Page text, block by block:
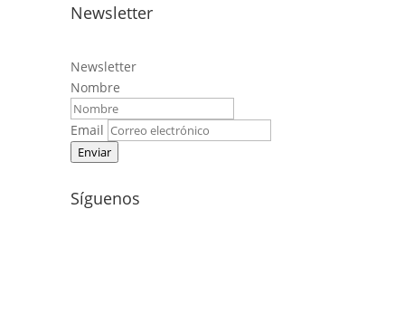
Newsletter
Newsletter
Nombre
Email
Enviar
Síguenos